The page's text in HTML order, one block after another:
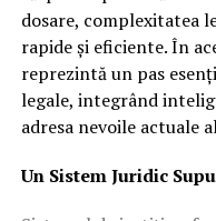
unic în sud-estul
animale de companie
spațiu special, unde
comemoreze prietenii
respect și liniște,
europene unde astfel
dosare, complexitatea
rapide și eficiente. În
reprezintă un pas
legale, integrând
adresa nevoile actuale
Un Sistem Juridic